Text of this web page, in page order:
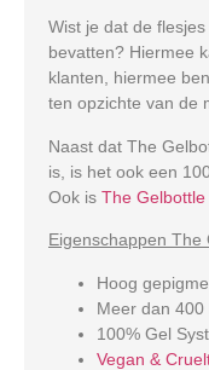
Wist je dat de
bevatten? Hiermee
klanten, hiermee
ten opzichte van de
Naast dat The
is, is het ook een
Ook is The
Eigenschappen The
Hoog
Meer dan
100% Gel
Vegan &